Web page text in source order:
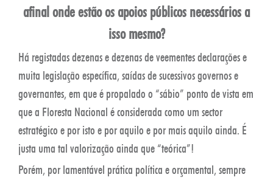
afinal onde estão os apoios públicos necessários a
isso mesmo?
Há registadas dezenas e dezenas de veementes declarações e
muita legislação específica, saídas de sucessivos governos e
governantes, em que é propalado o “sábio” ponto de vista em
que a Floresta Nacional é considerada como um sector
estratégico e por isto e por aquilo e por mais aquilo ainda. É
justa uma tal valorização ainda que “teórica”!
Porém, por lamentável prática política e orçamental, sempre